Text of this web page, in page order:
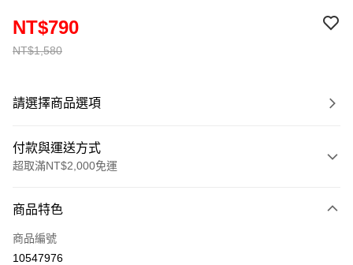
NT$1,580
NT$790
請選擇商品選項
付款與運送方式
超取滿NT$2,000免運
信用卡一次付款
超商取貨付款
商品特色
商品編號
10547976